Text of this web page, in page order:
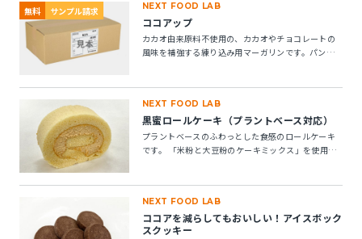
無料 サンプル請求 NEXT FOOD LAB
ココアップ
カカオ由来原料不使用の、カカオやチョコレートの
風味を補強する練り込み用マーガリンです。パン・
NEXT FOOD LAB
黒蜜ロールケーキ（プラントベース対応）
プラントベースのふわっとした食感のロールケーキ
です。 「米粉と大豆粉のケーキミックス」を使用す
リューム感のある仕上がりになります。
NEXT FOOD LAB
ココアを減らしてもおいしい！アイスボック
スクッキー